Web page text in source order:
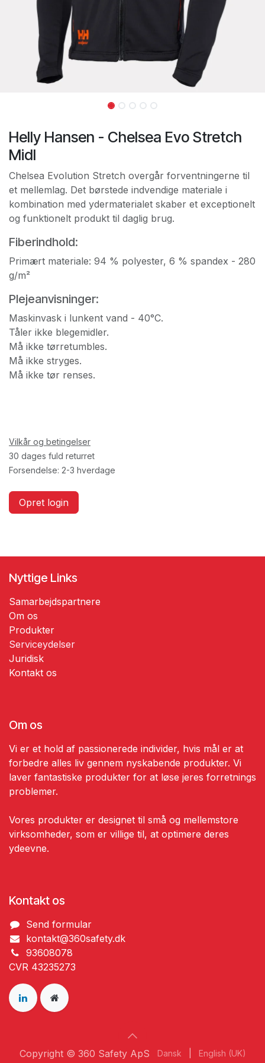
Helly Hansen - Chelsea Evo Stretch
Midl
Chelsea Evolution Stretch overgår forventningerne til
et mellemlag. Det børstede indvendige materiale i
kombination med ydermaterialet skaber et exceptionelt
og funktionelt produkt til daglig brug.
Fiberindhold:
Primært materiale: 94 % polyester, 6 % spandex - 280
g/m²
Plejeanvisninger:
Maskinvask i lunkent vand - 40°C.
Tåler ikke blegemidler.
Må ikke tørretumbles.
Må ikke stryges.
Må ikke tør renses.
Vilkår og betingelser
30 dages fuld returret
Forsendelse: 2-3 hverdage
Opret login
Nyttige Links
Samarbejdspartnere
Om os
Produkter
Serviceydelser
​​Juridisk
​Kontakt os
Om os
Vi er et hold af passionerede individer, hvis mål er at
forbedre alles liv gennem nyskabende produkter. Vi
laver fantastiske produkter for at løse jeres forretnings
problemer.
Vores produkter er designet til små og mellemstore
virksomheder, som er villige til, at optimere deres
ydeevne.
Kontakt os
Send ​formular
kontakt@360safety.dk
93608078
CVR 43235273
Copyright © 360 Safety ApS Dansk English (UK)